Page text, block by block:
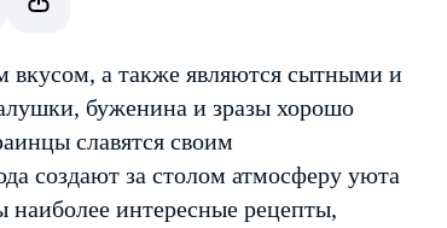
вкусом, а также являются сытными и
буженина и зразы хорошо
славятся своим
создают за столом атмосферу уюта
наиболее интересные рецепты,